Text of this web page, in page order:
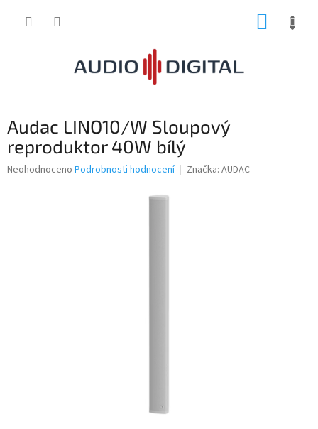
Audac LINO10/W Sloupový
reproduktor 40W bílý
Průměrné
Neohodnoceno Podrobnosti hodnocení Značka: AUDAC